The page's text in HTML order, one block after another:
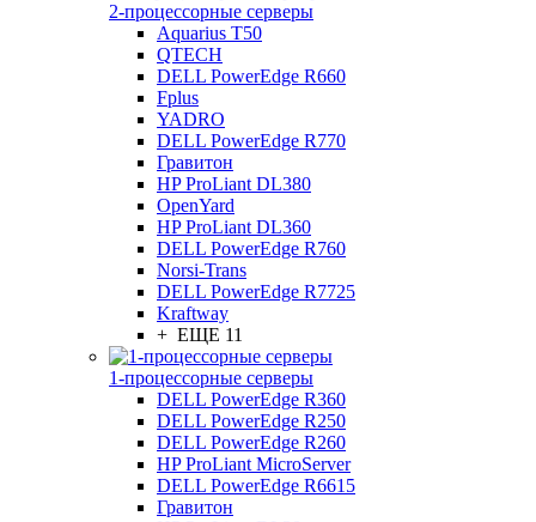
2-процессорные серверы
Aquarius T50
QTECH
DELL PowerEdge R660
Fplus
YADRO
DELL PowerEdge R770
Гравитон
HP ProLiant DL380
OpenYard
HP ProLiant DL360
DELL PowerEdge R760
Norsi-Trans
DELL PowerEdge R7725
Kraftway
+ ЕЩЕ 11
1-процессорные серверы
DELL PowerEdge R360
DELL PowerEdge R250
DELL PowerEdge R260
HP ProLiant MicroServer
DELL PowerEdge R6615
Гравитон